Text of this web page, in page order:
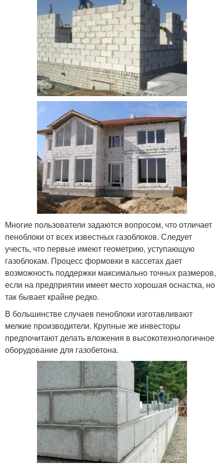
Многие пользователи задаются вопросом, что отличает
пеноблоки от всех известных газоблоков. Следует
учесть, что первые имеют геометрию, уступающую
газоблокам. Процесс формовки в кассетах дает
возможность поддержки максимально точных размеров,
если на предприятии имеет место хорошая оснастка, но
так бывает крайне редко.
В большинстве случаев пеноблоки изготавливают
мелкие производители. Крупные же инвесторы
предпочитают делать вложения в высокотехнологичное
оборудование для газобетона.